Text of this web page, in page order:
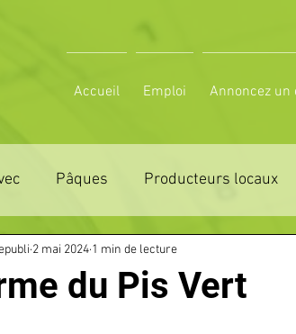
Accueil Emploi Annoncez un
Pâques Producteurs locaux
28 ZONE DE DISTRIBUTION 61
AGRICOLE
du Pis Vert
2 mai 2024 1 min de lecture
sur 5.